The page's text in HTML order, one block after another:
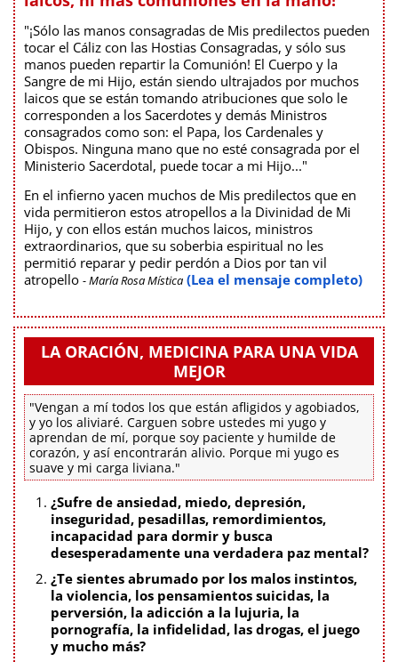
"¡Sólo las manos consagradas de Mis predilectos pueden
tocar el Cáliz con las Hostias Consagradas, y sólo sus
manos pueden repartir la Comunión! El Cuerpo y la
Sangre de mi Hijo, están siendo ultrajados por muchos
laicos que se están tomando atribuciones que solo le
corresponden a los Sacerdotes y demás Ministros
consagrados como son: el Papa, los Cardenales y
Obispos. Ninguna mano que no esté consagrada por el
Ministerio Sacerdotal, puede tocar a mi Hijo..."
En el infierno yacen muchos de Mis predilectos que en
vida permitieron estos atropellos a la Divinidad de Mi
Hijo, y con ellos están muchos laicos, ministros
extraordinarios, que su soberbia espiritual no les
permitió reparar y pedir perdón a Dios por tan vil
atropello - María Rosa Mística (Lea el mensaje completo)
LA ORACIÓN, MEDICINA PARA UNA VIDA
MEJOR
"Vengan a mí todos los que están afligidos y agobiados,
y yo los aliviaré. Carguen sobre ustedes mi yugo y
aprendan de mí, porque soy paciente y humilde de
corazón, y así encontrarán alivio. Porque mi yugo es
suave y mi carga liviana."
¿Sufre de ansiedad, miedo, depresión,
inseguridad, pesadillas, remordimientos,
incapacidad para dormir y busca
desesperadamente una verdadera paz mental?
¿Te sientes abrumado por los malos instintos,
la violencia, los pensamientos suicidas, la
perversión, la adicción a la lujuria, la
pornografía, la infidelidad, las drogas, el juego
y mucho más?